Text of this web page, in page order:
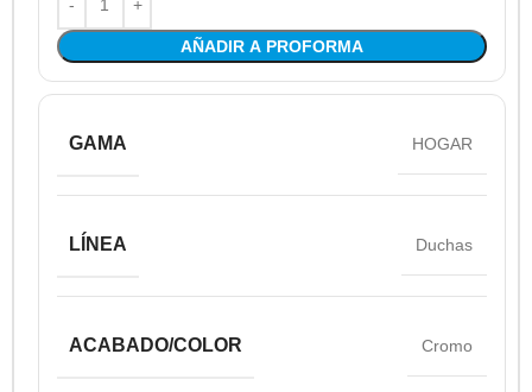
AÑADIR A PROFORMA
GAMA HOGAR
LÍNEA Duchas
ACABADO/COLOR Cromo